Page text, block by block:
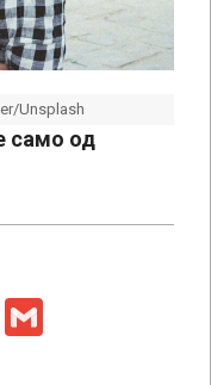
Unsplash
само од
Viber